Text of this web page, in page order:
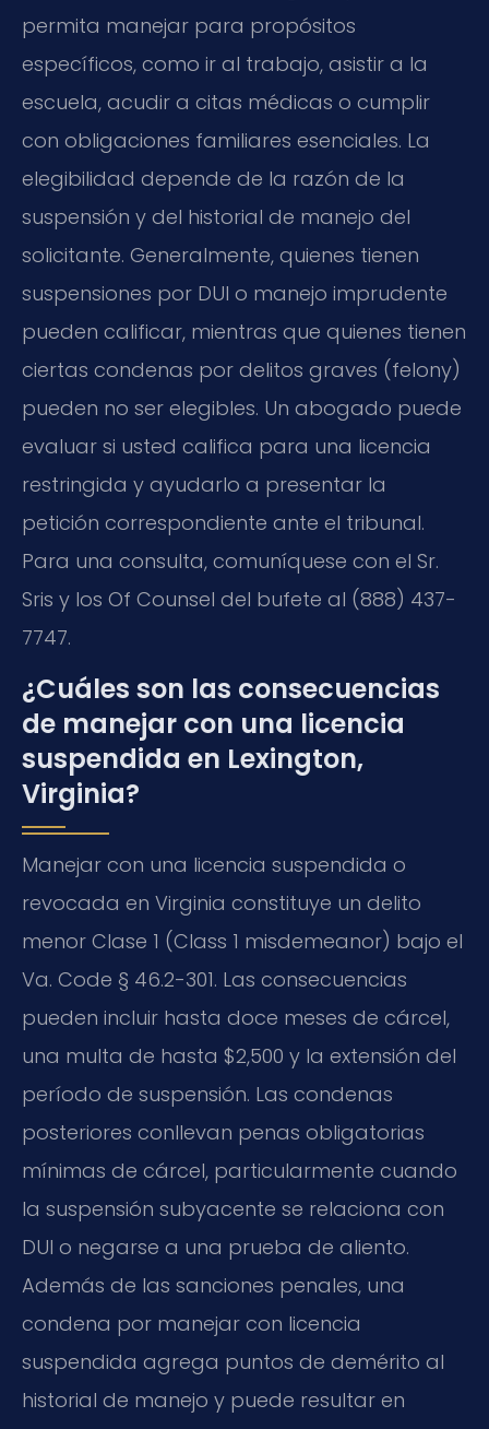
permita manejar para propósitos
específicos, como ir al trabajo, asistir a la
escuela, acudir a citas médicas o cumplir
con obligaciones familiares esenciales. La
elegibilidad depende de la razón de la
suspensión y del historial de manejo del
solicitante. Generalmente, quienes tienen
suspensiones por DUI o manejo imprudente
pueden calificar, mientras que quienes tienen
ciertas condenas por delitos graves (felony)
pueden no ser elegibles. Un abogado puede
evaluar si usted califica para una licencia
restringida y ayudarlo a presentar la
petición correspondiente ante el tribunal.
Para una consulta, comuníquese con el Sr.
Sris y los Of Counsel del bufete al (888) 437-
7747.
¿Cuáles son las consecuencias
de manejar con una licencia
suspendida en Lexington,
Virginia?
Manejar con una licencia suspendida o
revocada en Virginia constituye un delito
menor Clase 1 (Class 1 misdemeanor) bajo el
Va. Code § 46.2-301. Las consecuencias
pueden incluir hasta doce meses de cárcel,
una multa de hasta $2,500 y la extensión del
período de suspensión. Las condenas
posteriores conllevan penas obligatorias
mínimas de cárcel, particularmente cuando
la suspensión subyacente se relaciona con
DUI o negarse a una prueba de aliento.
Además de las sanciones penales, una
condena por manejar con licencia
suspendida agrega puntos de demérito al
historial de manejo y puede resultar en